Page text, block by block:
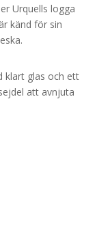
Urquells logga
känd för sin
klart glas och ett
att avnjuta